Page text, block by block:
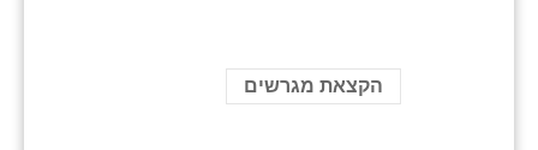
הקצאת מגרשים